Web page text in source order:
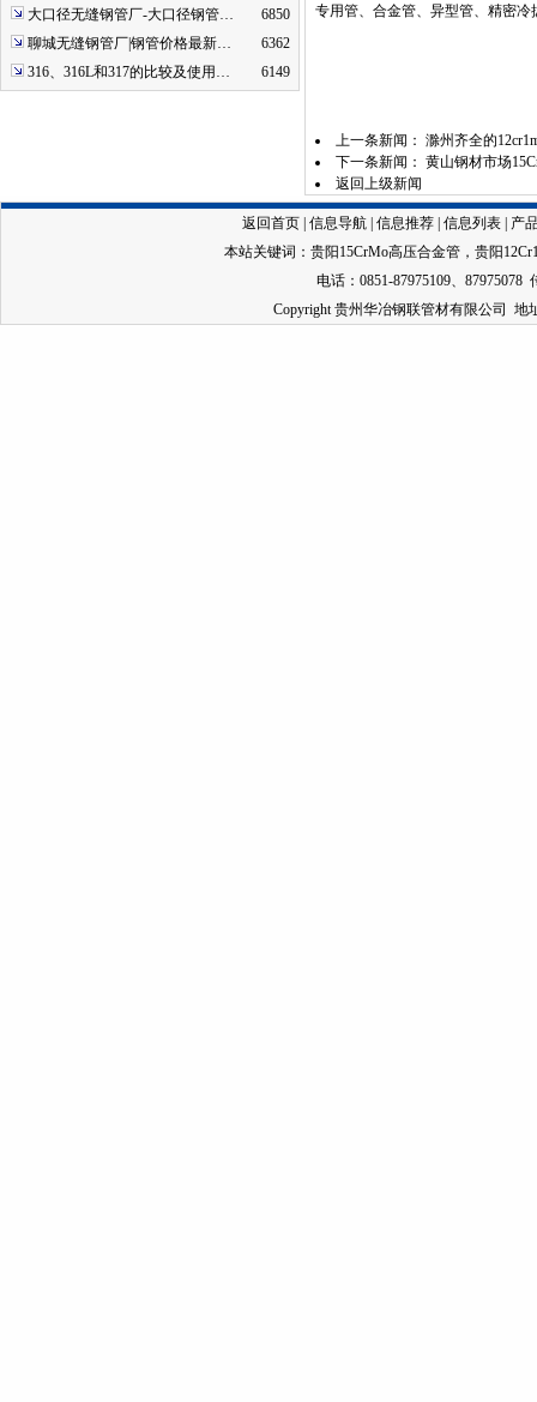
大口径无缝钢管厂-大口径钢管…
6850
聊城无缝钢管厂|钢管价格最新…
6362
316、316L和317的比较及使用…
6149
专用管、合金管、异型管、精密冷
上一条新闻： 滁州齐全的
下一条新闻： 黄山钢材市场
返回上级新闻
返回首页 信息导航 信息推荐 信息列表
产
本站关键词： 贵阳15CrMo高压合金管 ， 贵阳
电话：0851-87975109、87975078
Copyright 贵州华冶钢联管材有限公司